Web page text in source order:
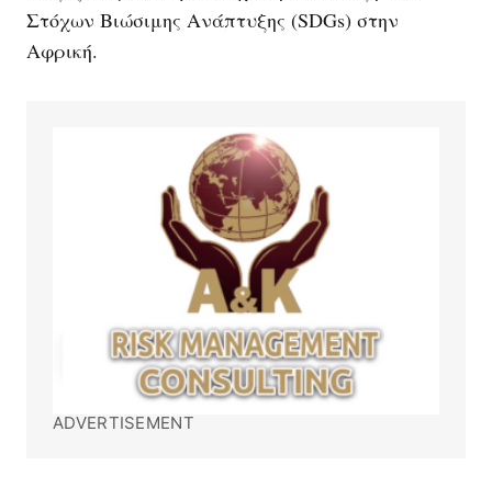
Στόχων Βιώσιμης Ανάπτυξης (SDGs) στην
Αφρική.
ADVERTISEMENT